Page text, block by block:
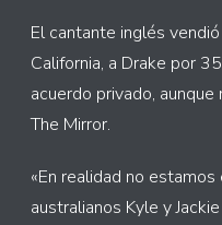
El cantante inglés
California, a Drake por
acuerdo privado,
The Mirror.
«En realidad no estamos
australianos Kyle y